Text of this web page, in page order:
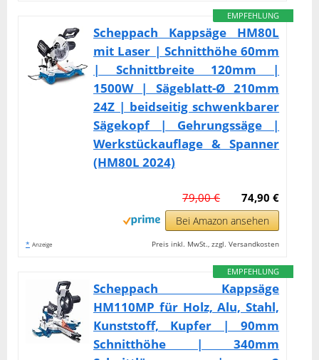
EMPFEHLUNG
Scheppach Kappsäge HM80L
mit Laser | Schnitthöhe 60mm
| Schnittbreite 120mm |
1500W | Sägeblatt-Ø 210mm
24Z | beidseitig schwenkbarer
Sägekopf | Gehrungssäge |
Werkstückauflage & Spanner
(HM80L 2024)
74,90 €
79,00 €
Bei Amazon ansehen
* Anzeige Preis inkl. MwSt., zzgl. Versandkosten
EMPFEHLUNG
Scheppach Kappsäge
HM110MP für Holz, Alu, Stahl,
Kunststoff, Kupfer | 90mm
Schnitthöhe | 340mm